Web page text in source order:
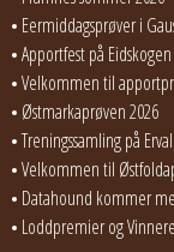
Eermiddagsprøver i
Apportfest på
Velkommen til
Østmarkaprøven 2026
Treningssamling på
Velkommen til
Datahound kommer
Loddpremier og